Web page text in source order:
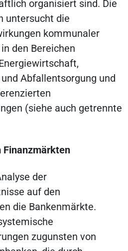
organisiert sind. Die
untersucht die
kommunaler
den Bereichen
Abfallentsorgung und
(siehe auch getrennte
Finanzmärkten
der
auf den
die Bankenmärkte.
zugunsten von